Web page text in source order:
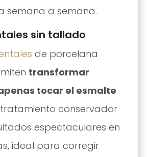
semana a semana.
sin tallado
de porcelana
transformar
tocar el esmalte
tratamiento conservador
espectaculares en
ideal para corregir